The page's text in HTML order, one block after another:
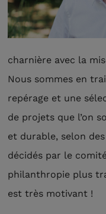
charnière avec la
Nous sommes en
repérage et une
de projets que l’on
et durable, selon
décidés par le
philanthropie plus
est très motivant !